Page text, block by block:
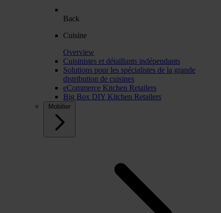
Back
Cuisine
Overview
Cuisinistes et détaillants indépendants
Solutions pour les spécialistes de la grande
distribution de cuisines
eCommerce Kitchen Retailers
Big Box DIY Kitchen Retailers
Mobilier